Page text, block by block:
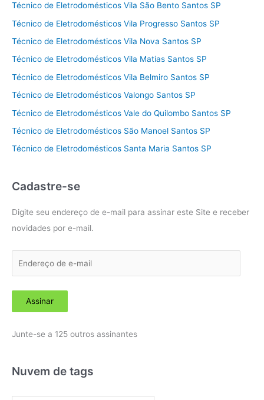
Técnico de Eletrodomésticos Vila São Bento Santos SP
Técnico de Eletrodomésticos Vila Progresso Santos SP
Técnico de Eletrodomésticos Vila Nova Santos SP
Técnico de Eletrodomésticos Vila Matias Santos SP
Técnico de Eletrodomésticos Vila Belmiro Santos SP
Técnico de Eletrodomésticos Valongo Santos SP
Técnico de Eletrodomésticos Vale do Quilombo Santos SP
Técnico de Eletrodomésticos São Manoel Santos SP
Técnico de Eletrodomésticos Santa Maria Santos SP
Cadastre-se
Digite seu endereço de e-mail para assinar este Site e receber
novidades por e-mail.
d
e
o
Assinar
Junte-se a 125 outros assinantes
Nuvem de tags